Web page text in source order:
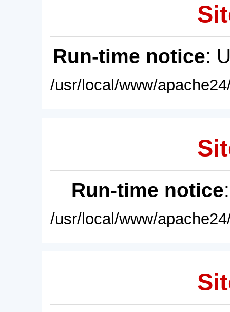
Run-time notice:
/usr/local/www/
Run-time notice
/usr/local/www/